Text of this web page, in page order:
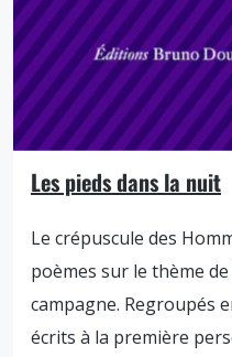
Les pieds dans la nuit
Le crépuscule des
poèmes sur le thème
campagne. Regroupés
écrits à la première